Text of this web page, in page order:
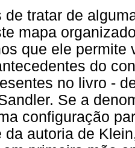
de tratar de
mapa
que ele permite
do
no livro -
Se a
configuração
da autoria de